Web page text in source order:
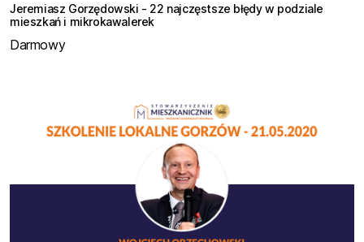
Jeremiasz Gorzędowski - 22 najczęstsze błędy w podziale
mieszkań i mikrokawalerek
Darmowy